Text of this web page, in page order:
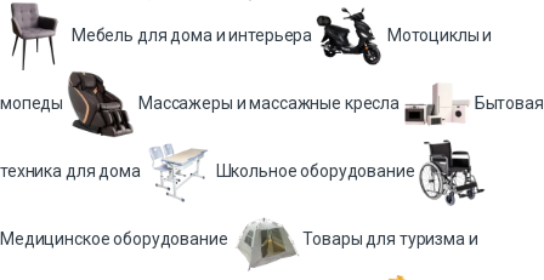
Мебель для дома и интерьера Мотоциклы и
мопеды Массажеры и массажные кресла Бытовая
техника для дома Школьное оборудование
Медицинское оборудование Товары для туризма и